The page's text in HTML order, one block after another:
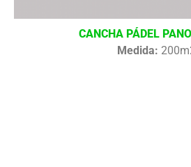
CANCHA PÁDEL
Medida: